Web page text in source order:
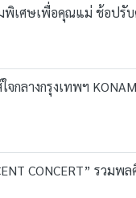
เศษเพื่อคุณแม่ ช้อปรั
จกลางกรุงเทพฯ
CONCERT” รวม